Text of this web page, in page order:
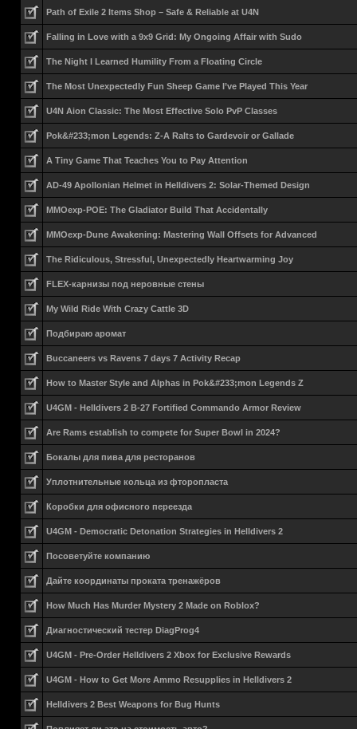
Path of Exile 2 Items Shop – Safe & Reliable at U4N
Falling in Love with a 9x9 Grid: My Ongoing Affair with Sudo
The Night I Learned Humility From a Floating Circle
The Most Unexpectedly Fun Sheep Game I’ve Played This Year
U4N Aion Classic: The Most Effective Solo PvP Classes
Pok&#233;mon Legends: Z-A Ralts to Gardevoir or Gallade
A Tiny Game That Teaches You to Pay Attention
AD-49 Apollonian Helmet in Helldivers 2: Solar-Themed Design
MMOexp-POE: The Gladiator Build That Accidentally
MMOexp-Dune Awakening: Mastering Wall Offsets for Advanced
The Ridiculous, Stressful, Unexpectedly Heartwarming Joy
FLEX-карнизы под неровные стены
My Wild Ride With Crazy Cattle 3D
Подбираю аромат
Buccaneers vs Ravens 7 days 7 Activity Recap
How to Master Style and Alphas in Pok&#233;mon Legends Z
U4GM - Helldivers 2 B-27 Fortified Commando Armor Review
Are Rams establish to compete for Super Bowl in 2024?
Бокалы для пива для ресторанов
Уплотнительные кольца из фторопласта
Коробки для офисного переезда
U4GM - Democratic Detonation Strategies in Helldivers 2
Посоветуйте компанию
Дайте координаты проката тренажёров
How Much Has Murder Mystery 2 Made on Roblox?
Диагностический тестер DiagProg4
U4GM - Pre-Order Helldivers 2 Xbox for Exclusive Rewards
U4GM - How to Get More Ammo Resupplies in Helldivers 2
Helldivers 2 Best Weapons for Bug Hunts